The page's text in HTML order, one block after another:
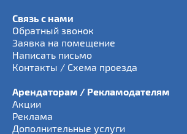
Связь с нами
Обратный звонок
Заявка на помещение
Написать письмо
Контакты / Схема проезда
Арендаторам / Рекламодателям
Акции
Реклама
Дополнительные услуги